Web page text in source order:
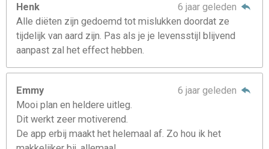
Henk
6 jaar geleden
Alle diëten zijn gedoemd tot mislukken doordat ze
tijdelijk van aard zijn. Pas als je je levensstijl blijvend
aanpast zal het effect hebben.
Emmy
6 jaar geleden
Mooi plan en heldere uitleg.
Dit werkt zeer motiverend.
De app erbij maakt het helemaal af. Zo hou ik het